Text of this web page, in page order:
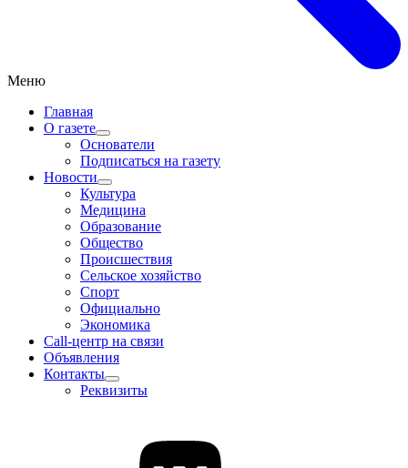
Меню
Главная
О газете
Основатели
Подписаться на газету
Новости
Культура
Медицина
Образование
Общество
Происшествия
Сельское хозяйство
Спорт
Официально
Экономика
Call-центр на связи
Объявления
Контакты
Реквизиты